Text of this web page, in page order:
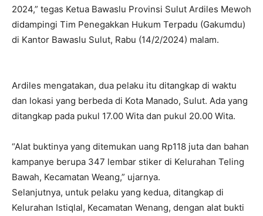
2024,” tegas Ketua Bawaslu Provinsi Sulut Ardiles Mewoh
didampingi Tim Penegakkan Hukum Terpadu (Gakumdu)
di Kantor Bawaslu Sulut, Rabu (14/2/2024) malam.
Ardiles mengatakan, dua pelaku itu ditangkap di waktu
dan lokasi yang berbeda di Kota Manado, Sulut. Ada yang
ditangkap pada pukul 17.00 Wita dan pukul 20.00 Wita.
“Alat buktinya yang ditemukan uang Rp118 juta dan bahan
kampanye berupa 347 lembar stiker di Kelurahan Teling
Bawah, Kecamatan Weang,” ujarnya.
Selanjutnya, untuk pelaku yang kedua, ditangkap di
Kelurahan Istiqlal, Kecamatan Wenang, dengan alat bukti